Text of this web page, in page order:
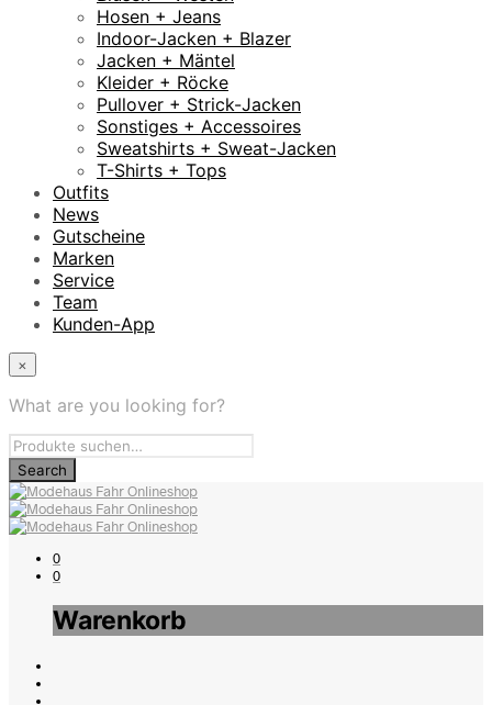
Hosen + Jeans
Indoor-Jacken + Blazer
Jacken + Mäntel
Kleider + Röcke
Pullover + Strick-Jacken
Sonstiges + Accessoires
Sweatshirts + Sweat-Jacken
T-Shirts + Tops
Outfits
News
Gutscheine
Marken
Service
Team
Kunden-App
×
What are you looking for?
0
0
Warenkorb